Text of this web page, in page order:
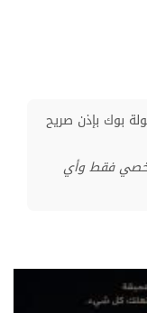
بوك بإذن صريح
فقط وأي